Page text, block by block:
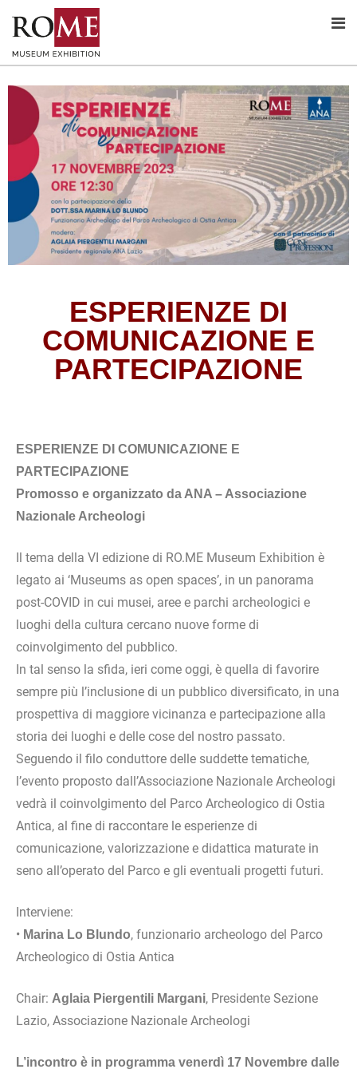
ESPERIENZE DI
COMUNICAZIONE E
PARTECIPAZIONE
ESPERIENZE DI COMUNICAZIONE E
PARTECIPAZIONE
Promosso e organizzato da ANA – Associazione
Nazionale Archeologi
Il tema della VI edizione di RO.ME Museum Exhibition è
legato ai ‘Museums as open spaces’, in un panorama
post-COVID in cui musei, aree e parchi archeologici e
luoghi della cultura cercano nuove forme di
coinvolgimento del pubblico.
In tal senso la sfida, ieri come oggi, è quella di favorire
sempre più l’inclusione di un pubblico diversificato, in una
prospettiva di maggiore vicinanza e partecipazione alla
storia dei luoghi e delle cose del nostro passato.
Seguendo il filo conduttore delle suddette tematiche,
l’evento proposto dall’Associazione Nazionale Archeologi
vedrà il coinvolgimento del Parco Archeologico di Ostia
Antica, al fine di raccontare le esperienze di
comunicazione, valorizzazione e didattica maturate in
seno all’operato del Parco e gli eventuali progetti futuri.
Interviene:
• Marina Lo Blundo, funzionario archeologo del Parco
Archeologico di Ostia Antica
Chair: Aglaia Piergentili Margani, Presidente Sezione
Lazio, Associazione Nazionale Archeologi
L’incontro è in programma venerdì 17 Novembre dalle